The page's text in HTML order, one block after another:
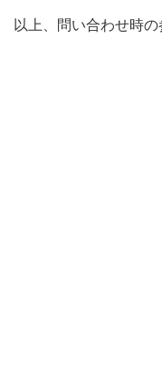
以上、問い合わせ時